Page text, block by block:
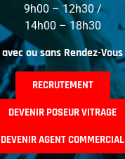
9h00 – 12h30 /
14h00 – 18h30
avec ou sans Rendez-Vous
RECRUTEMENT
DEVENIR POSEUR VITRAGE
DEVENIR AGENT COMMERCIAL